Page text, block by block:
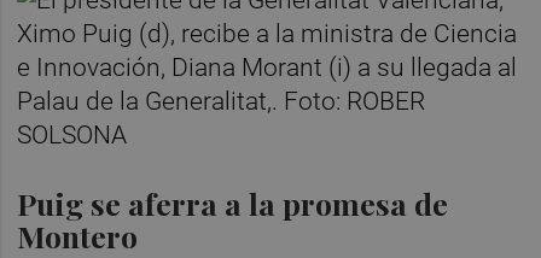
Puig se aferra a la promesa de
Montero